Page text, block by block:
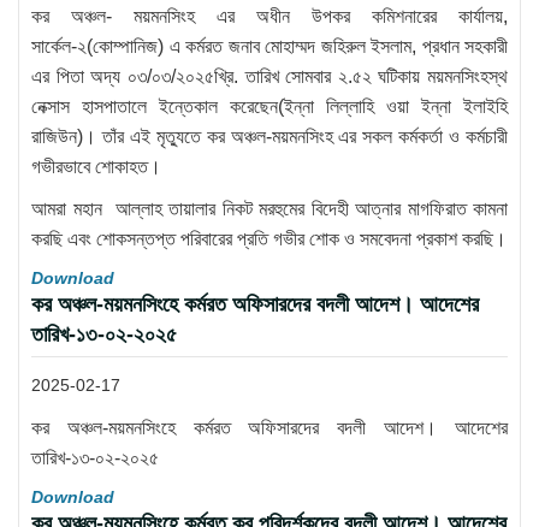
কর অঞ্চল- ময়মনসিংহ এর অধীন উপকর কমিশনারের কার্যালয়,
সার্কেল-২(কোম্পানিজ) এ কর্মরত জনাব মোহাম্মদ জহিরুল ইসলাম, প্রধান সহকারী
এর পিতা অদ্য ০৩/০৩/২০২৫খ্রি. তারিখ সোমবার ২.৫২ ঘটিকায় ময়মনসিংহস্থ
নেক্সাস হাসপাতালে ইন্তেকাল করেছেন(ইন্না লিল্লাহি ওয়া ইন্না ইলাইহি
রাজিউন)। তাঁর এই মৃত্যুতে কর অঞ্চল-ময়মনসিংহ এর সকল কর্মকর্তা ও কর্মচারী
গভীরভাবে শোকাহত।
আমরা মহান আল্লাহ তায়ালার নিকট মরহুমের বিদেহী আত্নার মাগফিরাত কামনা
করছি এবং শোকসন্তপ্ত পরিবারের প্রতি গভীর শোক ও সমবেদনা প্রকাশ করছি।
Download
কর অঞ্চল-ময়মনসিংহে কর্মরত অফিসারদের বদলী আদেশ। আদেশের
তারিখ-১৩-০২-২০২৫
2025-02-17
কর অঞ্চল-ময়মনসিংহে কর্মরত অফিসারদের বদলী আদেশ। আদেশের
তারিখ-১৩-০২-২০২৫
Download